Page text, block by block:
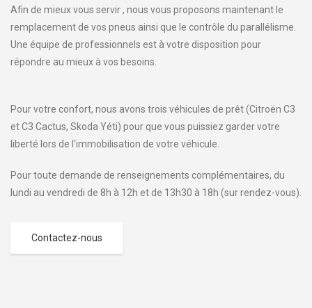
Afin de mieux vous servir , nous vous proposons maintenant le
remplacement de vos pneus ainsi que le contrôle du parallélisme.
Une équipe de professionnels est à votre disposition pour
répondre au mieux à vos besoins.
Pour votre confort, nous avons trois véhicules de prêt (Citroën C3
et C3 Cactus, Skoda Yéti) pour que vous puissiez garder votre
liberté lors de l’immobilisation de votre véhicule.
Pour toute demande de renseignements complémentaires, du
lundi au vendredi de 8h à 12h et de 13h30 à 18h (sur rendez-vous).
Contactez-nous